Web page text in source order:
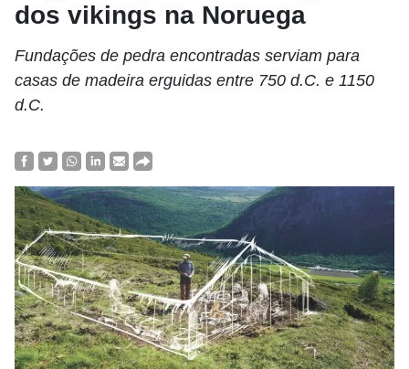
dos vikings na Noruega
Fundações de pedra encontradas serviam para
casas de madeira erguidas entre 750 d.C. e 1150
d.C.